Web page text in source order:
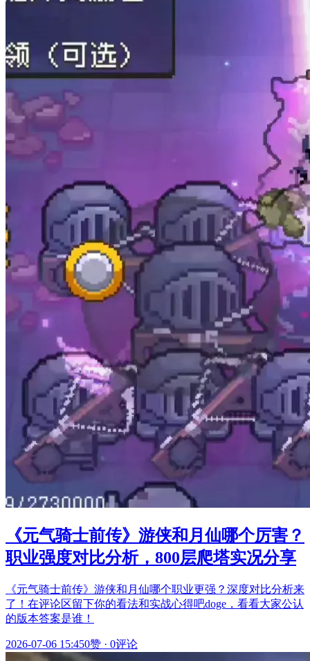
《元气骑士前传》游侠和月仙哪个厉害？
职业强度对比分析，800层爬塔实况分享
《元气骑士前传》游侠和月仙哪个职业更强？深度对比分析来
了！在评论区留下你的看法和实战心得吧doge，看看大家公认
的版本答案是谁！
2026-07-06 15:450赞 · 0评论